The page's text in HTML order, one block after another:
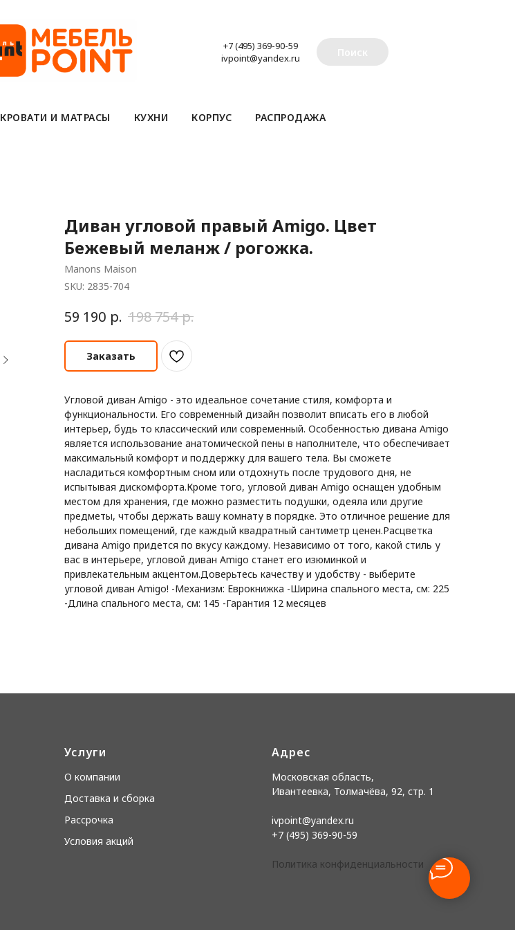
+7 (495) 369-90-59
ivpoint@yandex.ru
КРОВАТИ И МАТРАСЫ КУХНИ КОРПУС РАСПРОДАЖА
Диван угловой правый Amigo. Цвет
Бежевый меланж / рогожка.
Manons Maison
SKU: 2835-704
59 190 р. 198 754 р.
Заказать
Угловой диван Amigo - это идеальное сочетание стиля, комфорта и
функциональности. Его современный дизайн позволит вписать его в любой
интерьер, будь то классический или современный. Особенностью дивана Amigo
является использование анатомической пены в наполнителе, что обеспечивает
максимальный комфорт и поддержку для вашего тела. Вы сможете
насладиться комфортным сном или отдохнуть после трудового дня, не
испытывая дискомфорта.Кроме того, угловой диван Amigo оснащен удобным
местом для хранения, где можно разместить подушки, одеяла или другие
предметы, чтобы держать вашу комнату в порядке. Это отличное решение для
небольших помещений, где каждый квадратный сантиметр ценен.Расцветка
дивана Amigo придется по вкусу каждому. Независимо от того, какой стиль у
вас в интерьере, угловой диван Amigo станет его изюминкой и
привлекательным акцентом.Доверьтесь качеству и удобству - выберите
угловой диван Amigo! -Механизм: Еврокнижка -Ширина спального места, см: 225
-Длина спального места, см: 145 -Гарантия 12 месяцев
Услуги
О компании
Доставка и сборка
Рассрочка
Условия акций
Адрес
Московская область,
Ивантеевка, Толмачёва, 92, стр. 1
ivpoint@yandex.ru
+7 (495) 369-90-59
Политика конфиденциальности